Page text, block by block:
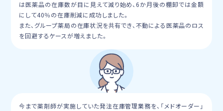
は医薬品の在庫数が目に見えて減り始め、6か月後の棚卸では金額
にして40％の在庫削減に成功しました。
また、グループ薬局の在庫状況を共有でき、不動による医薬品のロス
を回避するケースが増えました。
今まで薬剤師が実施していた発注在庫管理業務を、「メドオーダー」